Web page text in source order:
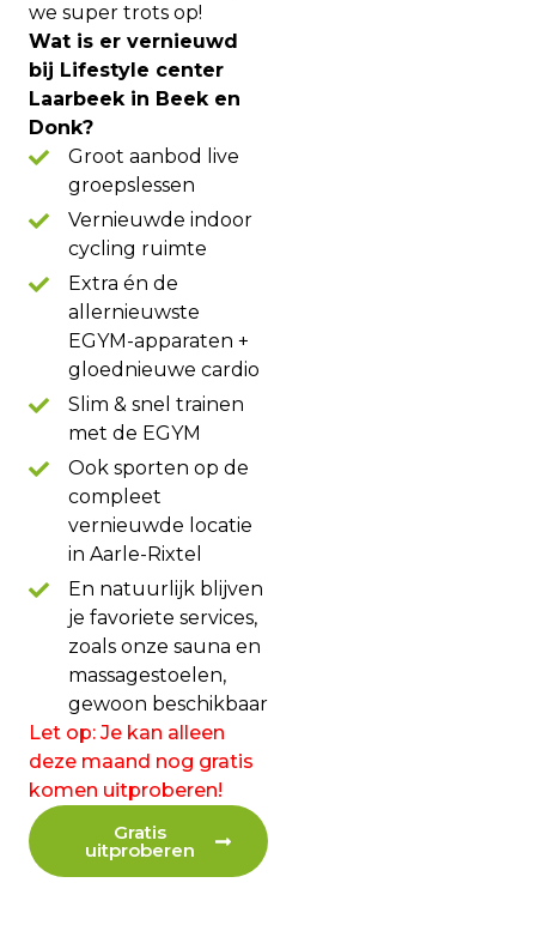
we super trots op!
Wat is er vernieuwd
bij Lifestyle center
Laarbeek in Beek en
Donk?
Groot aanbod live
groepslessen
Vernieuwde indoor
cycling ruimte
Extra én de
allernieuwste
EGYM-apparaten +
gloednieuwe cardio
Slim & snel trainen
met de EGYM
Ook sporten op de
compleet
vernieuwde locatie
in Aarle-Rixtel
En natuurlijk blijven
je favoriete services,
zoals onze sauna en
massagestoelen,
gewoon beschikbaar
Let op: Je kan alleen
deze maand nog gratis
komen uitproberen!
Gratis
uitproberen